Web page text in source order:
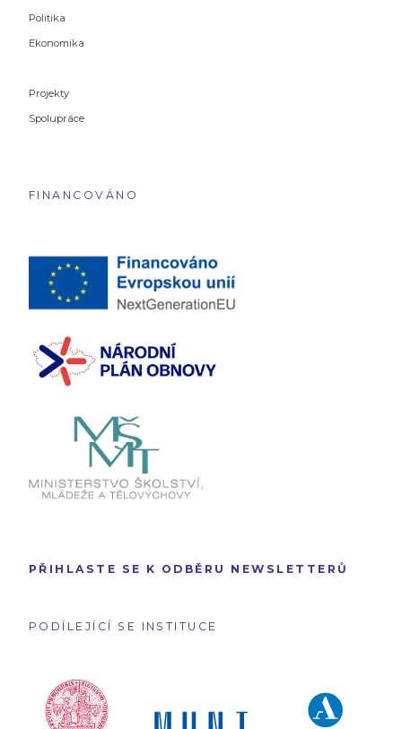
Politika
Ekonomika
Projekty
Spolupráce
FINANCOVÁNO
PŘIHLASTE SE K ODBĚRU NEWSLETTERŮ
PODÍLEJÍCÍ SE INSTITUCE